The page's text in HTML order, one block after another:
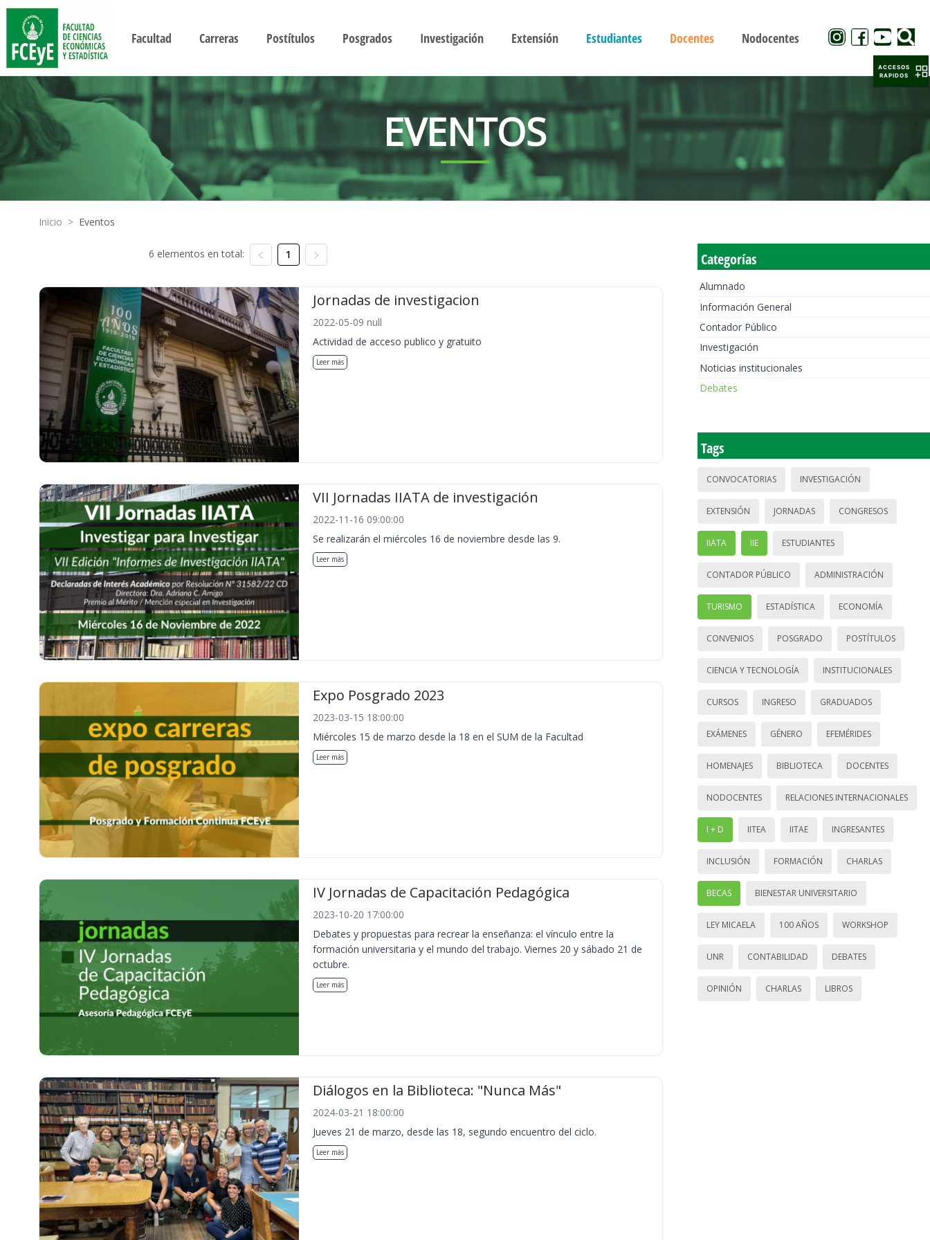
Facultad Carreras Postítulos Posgrados Investigación Extensión Estudiantes Docentes Nodocentes
EVENTOS
Inicio > Eventos
6 elementos en total: 1
Jornadas de investigacion
2022-05-09 null
Actividad de acceso publico y gratuito
Leer más
VII Jornadas IIATA de investigación
2022-11-16 09:00:00
Se realizarán el miércoles 16 de noviembre desde las 9.
Leer más
Expo Posgrado 2023
2023-03-15 18:00:00
Miércoles 15 de marzo desde la 18 en el SUM de la Facultad
Leer más
IV Jornadas de Capacitación Pedagógica
2023-10-20 17:00:00
Debates y propuestas para recrear la enseñanza: el vínculo entre la
formación universitaria y el mundo del trabajo. Viernes 20 y sábado 21 de
octubre.
Leer más
Diálogos en la Biblioteca: "Nunca Más"
2024-03-21 18:00:00
Jueves 21 de marzo, desde las 18, segundo encuentro del ciclo.
Leer más
Categorías
Alumnado
Información General
Contador Público
Investigación
Noticias institucionales
Debates
Tags
CONVOCATORIAS INVESTIGACIÓN
EXTENSIÓN JORNADAS CONGRESOS
IIATA IIE ESTUDIANTES
CONTADOR PÚBLICO ADMINISTRACIÓN
TURISMO ESTADÍSTICA ECONOMÍA
CONVENIOS POSGRADO POSTÍTULOS
CIENCIA Y TECNOLOGÍA INSTITUCIONALES
CURSOS INGRESO GRADUADOS
EXÁMENES GÉNERO EFEMÉRIDES
HOMENAJES BIBLIOTECA DOCENTES
NODOCENTES RELACIONES INTERNACIONALES
I + D IITEA IITAE INGRESANTES
INCLUSIÓN FORMACIÓN CHARLAS
BECAS BIENESTAR UNIVERSITARIO
LEY MICAELA 100 AÑOS WORKSHOP
UNR CONTABILIDAD DEBATES
OPINIÓN CHARLAS LIBROS
ACCESOS
RAPIDOS